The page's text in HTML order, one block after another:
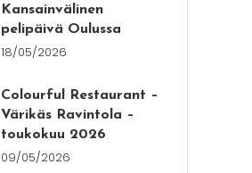
Kansainvälinen
pelipäivä Oulussa
18/05/2026
Colourful Restaurant –
Värikäs Ravintola –
toukokuu 2026
09/05/2026